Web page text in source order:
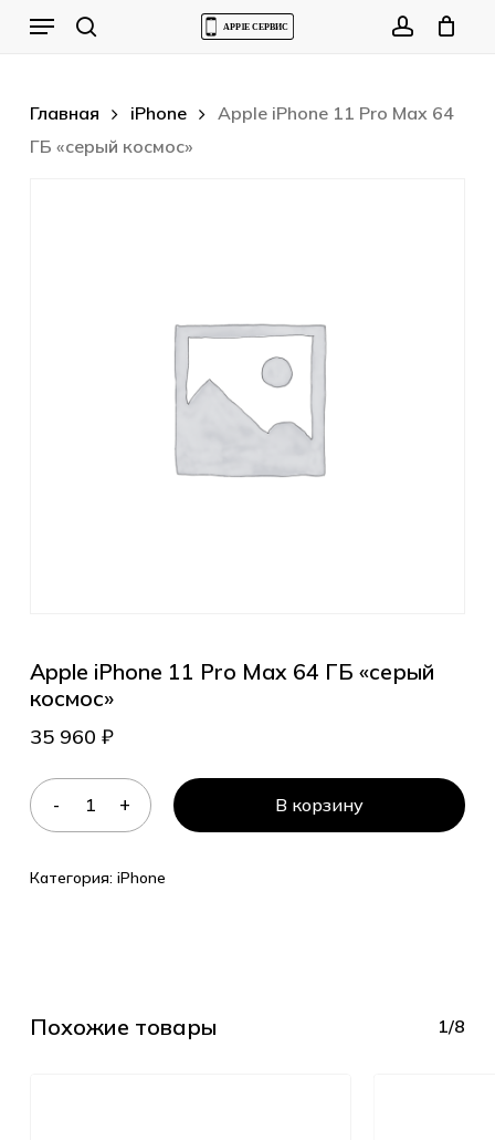
Menu
Главная iPhone
Apple iPhone 11 Pro Max 64
ГБ «серый космос»
Apple iPhone 11 Pro Max 64 ГБ «серый
космос»
35 960 ₽
В корзину
Категория: iPhone
Похожие товары 1/8